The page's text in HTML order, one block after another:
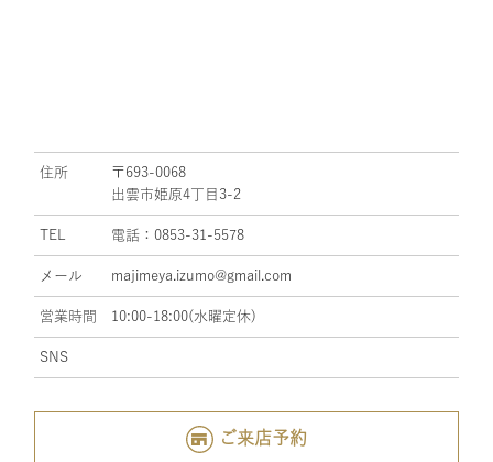
住所
〒693-0068
出雲市姫原4丁目3-2
TEL 電話：0853-31-5578
メール majimeya.izumo@gmail.com
営業時間 10:00-18:00(水曜定休)
SNS
ご来店予約